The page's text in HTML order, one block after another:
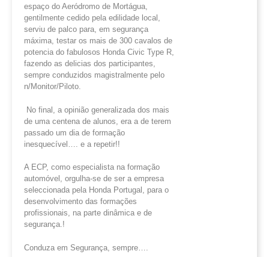
espaço do Aeródromo de Mortágua,
gentilmente cedido pela edilidade local,
serviu de palco para, em segurança
máxima, testar os mais de 300 cavalos de
potencia do fabulosos Honda Civic Type R,
fazendo as delicias dos participantes,
sempre conduzidos magistralmente pelo
n/Monitor/Piloto.
No final, a opinião generalizada dos mais
de uma centena de alunos, era a de terem
passado um dia de formação
inesquecível…. e a repetir!!
A ECP, como especialista na formação
automóvel, orgulha-se de ser a empresa
seleccionada pela Honda Portugal, para o
desenvolvimento das formações
profissionais, na parte dinâmica e de
segurança.!
Conduza em Segurança, sempre….